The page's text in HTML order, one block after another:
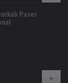
Paser